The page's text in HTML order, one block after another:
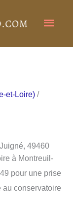
et-Loire) /
49460
à Montreuil-
pour une prise
au conservatoire